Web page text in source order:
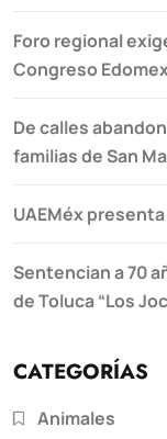
Foro regional
Congreso
De calles
familias de San
UAEMéx
Sentencian a 70
de Toluca “Los
CATEGORÍAS
Animales